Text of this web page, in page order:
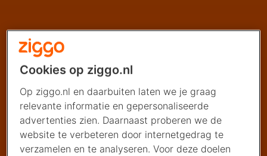
Cookies op ziggo.nl
Op ziggo.nl en daarbuiten laten we je graag
relevante informatie en gepersonaliseerde
advertenties zien. Daarnaast proberen we de
website te verbeteren door internetgedrag te
verzamelen en te analyseren. Voor deze doelen